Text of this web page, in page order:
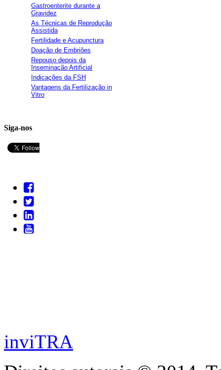
Gastroenterite durante a
Gravidez
As Técnicas de Reprodução
Assistida
Fertilidade e Acupunctura
Doação de Embriões
Repouso depois da
Inseminação Artificial
Indicações da FSH
Vantagens da Fertilização in
Vitro
Siga-nos
inviTRA